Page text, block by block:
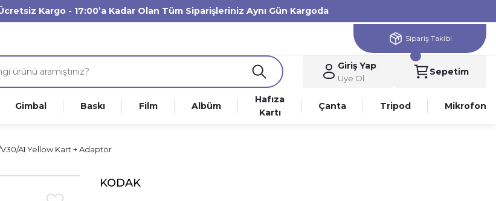
Kargo - 17:00’a Kadar Olan Tüm Siparişleriniz Aynı Gün Kargoda
Sipariş Takibi
Giriş Yap
Üye Ol
Sepetim
Gimbal Baskı Film Albüm
Hafıza
Kartı
Çanta Tripod Mikrofon
A1 Yellow Kart + Adaptör
KODAK